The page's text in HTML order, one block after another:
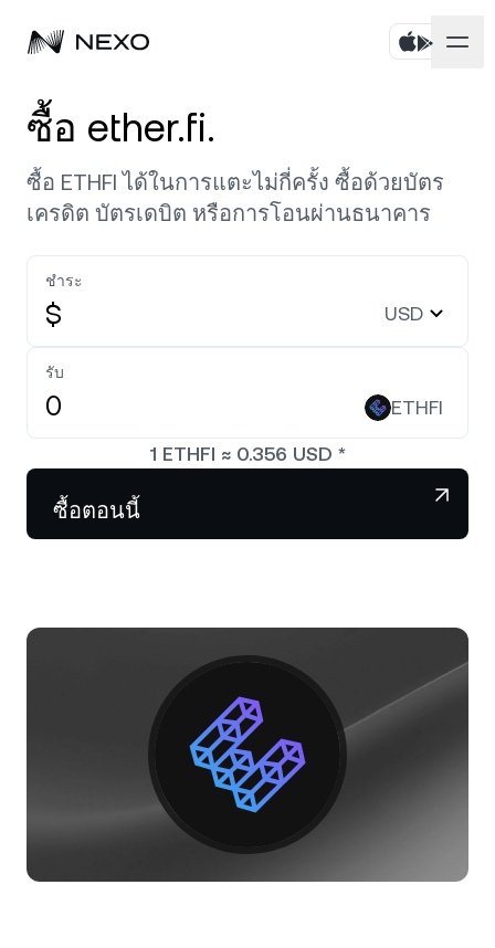
บุคคล
ซื้อสินทรัพย์
ออมทรัพย์แบบยืดหยุ่น
Fixed-term Savings
Dual Investment
Exchange
Credit Line
ฟิวเจอร์ส
โปรแกรม Loyalty
ธุรกิจ
ไพรมโบรกเกอร์
White Label
Nexo Ventures
Payment Gateway
ตลาดลดลง
Ethereum ETH 1.45%
NEXO Token 0.02%
DOT 3.46%
SOL
บริษัท
เกี่ยวกับ
ความปลอดภัย
พันธมิตร
ข่าวสารและข้อมูลเชิงลึก
Wealth Academy
ซื้อ ether.fi.
ซื้อ ETHFI ได้ในการแตะไม่กี่ครั้ง ซื้อด้วยบัตร
เครดิต บัตรเดบิต หรือการโอนผ่านธนาคาร
ชำระ
$ USD
รับ
ETHFI
1 ETHFI ≈ 0.356 USD *
ซื้อตอนนี้